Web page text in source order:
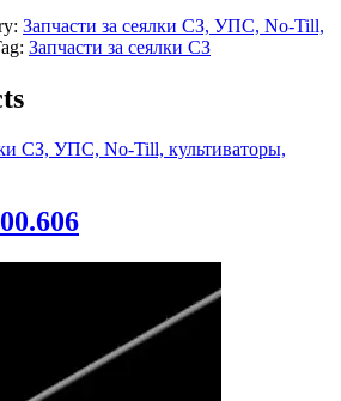
Запчасти за сеялки СЗ, УПС, No-Till,
Запчасти за сеялки СЗ
СЗ, УПС, No-Till, культиваторы,